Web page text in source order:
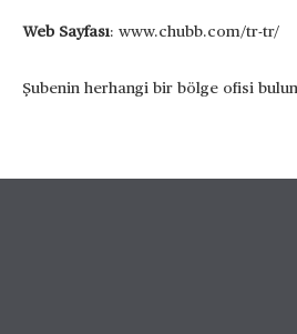
Web Sayfası: www.chubb.com/tr-tr/
Şubenin herhangi bir bölge ofisi